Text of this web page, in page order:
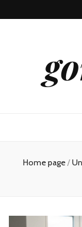
Home page/